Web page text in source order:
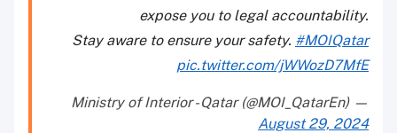
expose you to legal accountability.
Stay aware to ensure your safety. #MOIQatar
pic.twitter.com/jWWozD7MfE
— Ministry of Interior - Qatar (@MOI_QatarEn)
August 29, 2024